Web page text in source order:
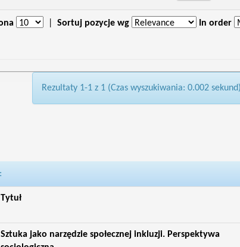
Sortuj pozycje wg In order
Rezultaty 1-1 z 1 (Czas wyszukiwania: 0.002
Tytuł
Sztuka jako narzędzie społecznej inkluzji. Perspektywa